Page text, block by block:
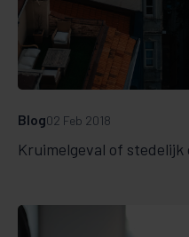
Kruimelgeval of
Blog02 Feb 2018